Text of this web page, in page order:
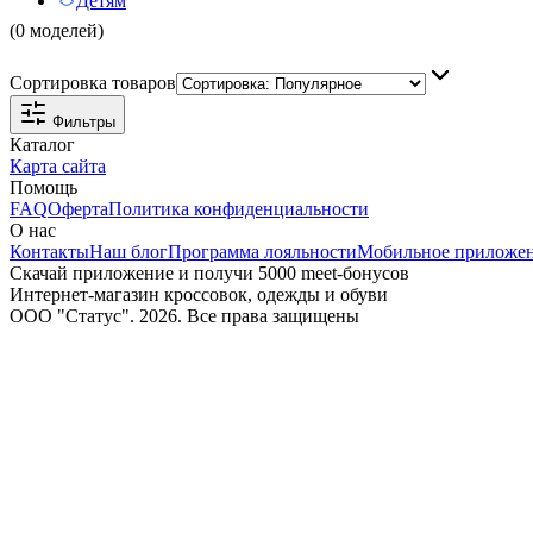
(0 моделей)
Сортировка товаров
Фильтры
Каталог
Карта сайта
Помощь
FAQОфертаПолитика конфиденциальности
О нас
КонтактыНаш блогПрограмма лояльностиМобильное
Скачай приложение и получи 5000 meet-бонусов
Интернет-магазин кроссовок, одежды и обуви
ООО "Статус". 2026. Все права защищены